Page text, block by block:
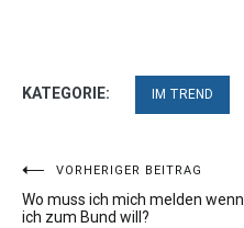
KATEGORIE: IM TREND
Beitragsnavigation
VORHERIGER BEITRAG
Wo muss ich mich melden wenn
ich zum Bund will?